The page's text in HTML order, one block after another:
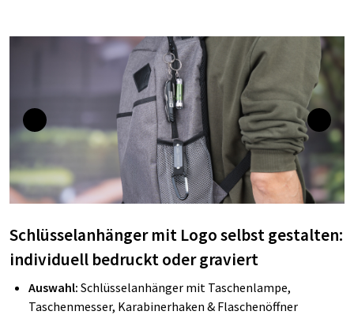
Schlüsselanhänger mit Logo selbst gestalten:
individuell bedruckt oder graviert
Auswahl: Schlüsselanhänger mit Taschenlampe,
Taschenmesser, Karabinerhaken & Flaschenöffner